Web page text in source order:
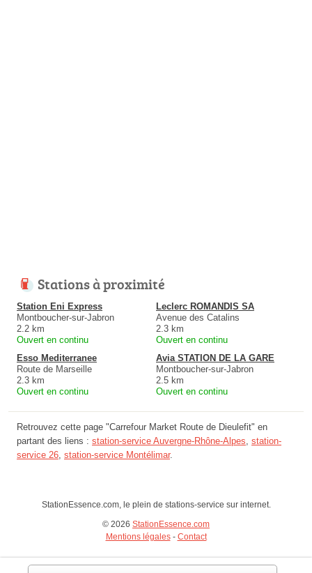
Stations à proximité
Station Eni Express
Montboucher-sur-Jabron
2.2 km
Ouvert en continu
Leclerc ROMANDIS SA
Avenue des Catalins
2.3 km
Ouvert en continu
Esso Mediterranee
Route de Marseille
2.3 km
Ouvert en continu
Avia STATION DE LA GARE
Montboucher-sur-Jabron
2.5 km
Ouvert en continu
Retrouvez cette page "Carrefour Market Route de Dieulefit" en
partant des liens : station-service Auvergne-Rhône-Alpes station-
service 26 station-service Montélimar.
StationEssence.com, le plein de stations-service sur internet.
© 2026 StationEssence.com
Mentions légales- Contact